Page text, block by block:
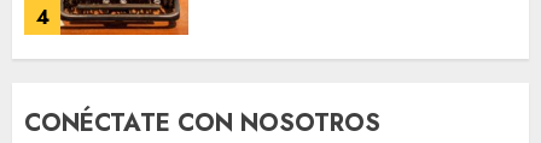
5
Need to Know About the
CONÉCTATE CON NOSOTROS